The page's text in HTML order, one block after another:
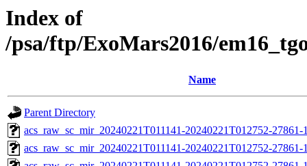
Index of
/psa/ftp/ExoMars2016/
Name
Parent Directory
acs_raw_sc_mir_20240221T011141-20240221T012752-
acs_raw_sc_mir_20240221T011141-20240221T012752-